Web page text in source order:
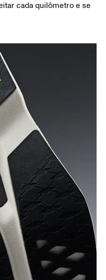
cada quilômetro e se